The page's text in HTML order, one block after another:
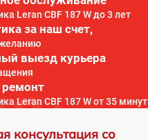
Leran CBF 187 W до 3 лет
за наш счет,
выезд курьера
Leran CBF 187 W от 35 минут
консультация со